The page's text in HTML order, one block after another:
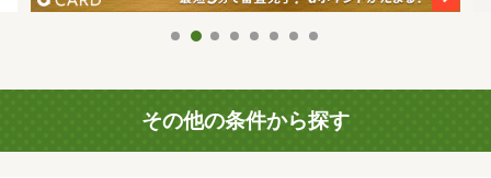
その他の条件から探す